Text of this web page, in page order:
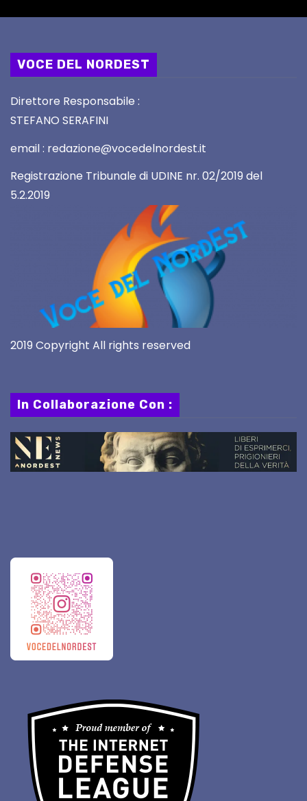
VOCE DEL NORDEST
Direttore Responsabile :
STEFANO SERAFINI
email : redazione@vocedelnordest.it
Registrazione Tribunale di UDINE nr. 02/2019 del
5.2.2019
2019 Copyright All rights reserved
In Collaborazione Con :